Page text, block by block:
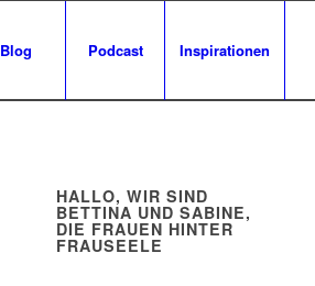
Blog Podcast Inspirationen
HALLO, WIR SIND
BETTINA UND SABINE,
DIE FRAUEN HINTER
FRAUSEELE